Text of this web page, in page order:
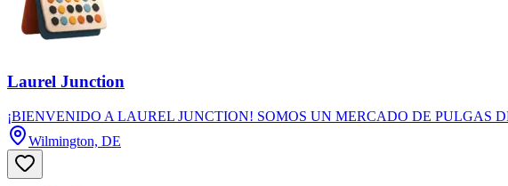
Laurel Junction
¡BIENVENIDO A LAUREL JUNCTION! SOMOS UN MERCADO DE PULGAS
Wilmington, DE